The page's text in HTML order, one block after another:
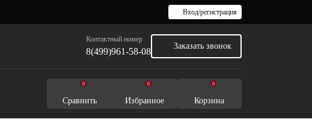
Вход/регистрация
Контактный номер
8(499)961-58-08
Заказать звонок
0
Сравнить
0
Избранное
0
Корзина